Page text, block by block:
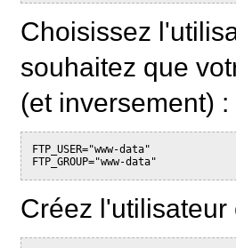
Choisissez
souhaitez que
(et inversement) :
FTP_USER="www-data"
Créez